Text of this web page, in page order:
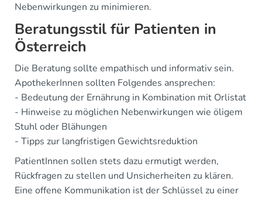
Nebenwirkungen zu minimieren.
Beratungsstil für Patienten in
Österreich
Die Beratung sollte empathisch und informativ sein.
ApothekerInnen sollten Folgendes ansprechen:
- Bedeutung der Ernährung in Kombination mit Orlistat
- Hinweise zu möglichen Nebenwirkungen wie öligem
Stuhl oder Blähungen
- Tipps zur langfristigen Gewichtsreduktion
PatientInnen sollen stets dazu ermutigt werden,
Rückfragen zu stellen und Unsicherheiten zu klären.
Eine offene Kommunikation ist der Schlüssel zu einer